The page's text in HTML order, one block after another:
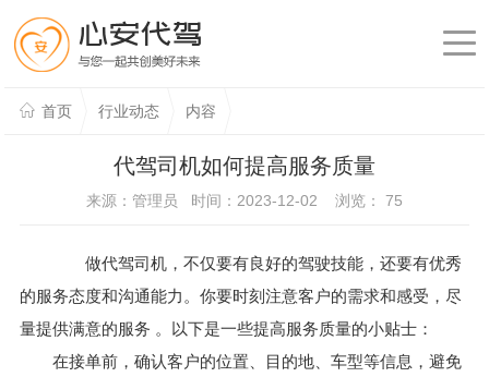
首页 行业动态 内容
代驾司机如何提高服务质量
来源：管理员 时间：2023-12-02 浏览： 75
做代驾司机，不仅要有良好的驾驶技能，还要有优秀
的服务态度和沟通能力。你要时刻注意客户的需求和感受，尽
量提供满意的服务 。以下是一些提高服务质量的小贴士：
在接单前，确认客户的位置、目的地、车型等信息，避免